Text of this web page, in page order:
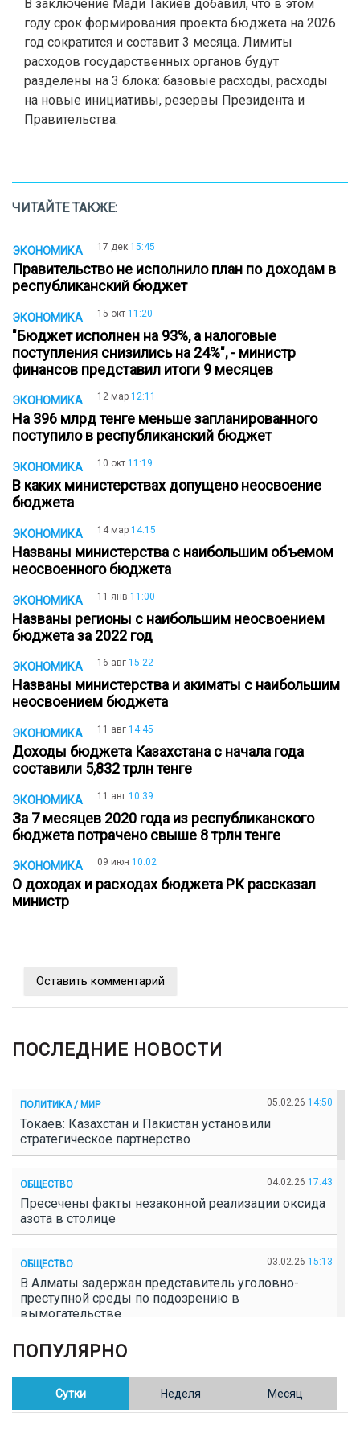
В заключение Мади Такиев добавил, что в этом
году срок формирования проекта бюджета на 2026
год сократится и составит 3 месяца. Лимиты
расходов государственных органов будут
разделены на 3 блока: базовые расходы, расходы
на новые инициативы, резервы Президента и
Правительства.
ЧИТАЙТЕ ТАКЖЕ:
ЭКОНОМИКА 17 дек 15:45
Правительство не исполнило план по доходам в
республиканский бюджет
ЭКОНОМИКА 15 окт 11:20
"Бюджет исполнен на 93%, а налоговые
поступления снизились на 24%", - министр
финансов представил итоги 9 месяцев
ЭКОНОМИКА 12 мар 12:11
На 396 млрд тенге меньше запланированного
поступило в республиканский бюджет
ЭКОНОМИКА 10 окт 11:19
В каких министерствах допущено неосвоение
бюджета
ЭКОНОМИКА 14 мар 14:15
Названы министерства с наибольшим объемом
неосвоенного бюджета
ЭКОНОМИКА 11 янв 11:00
Названы регионы с наибольшим неосвоением
бюджета за 2022 год
ЭКОНОМИКА 16 авг 15:22
Названы министерства и акиматы с наибольшим
неосвоением бюджета
ЭКОНОМИКА 11 авг 14:45
Доходы бюджета Казахстана с начала года
составили 5,832 трлн тенге
ЭКОНОМИКА 11 авг 10:39
За 7 месяцев 2020 года из республиканского
бюджета потрачено свыше 8 трлн тенге
ЭКОНОМИКА 09 июн 10:02
О доходах и расходах бюджета РК рассказал
министр
Оставить комментарий
ПОСЛЕДНИЕ НОВОСТИ
ПОЛИТИКА / МИР 05.02.26 14:50
Токаев: Казахстан и Пакистан установили
стратегическое партнерство
ОБЩЕСТВО 04.02.26 17:43
Пресечены факты незаконной реализации оксида
азота в столице
ОБЩЕСТВО 03.02.26 15:13
В Алматы задержан представитель уголовно-
преступной среды по подозрению в
вымогательстве
ОБЩЕСТВО
Полицейские пресекли незаконное выращивание
конопли в Таразе
ПОПУЛЯРНО
Сутки Неделя Месяц